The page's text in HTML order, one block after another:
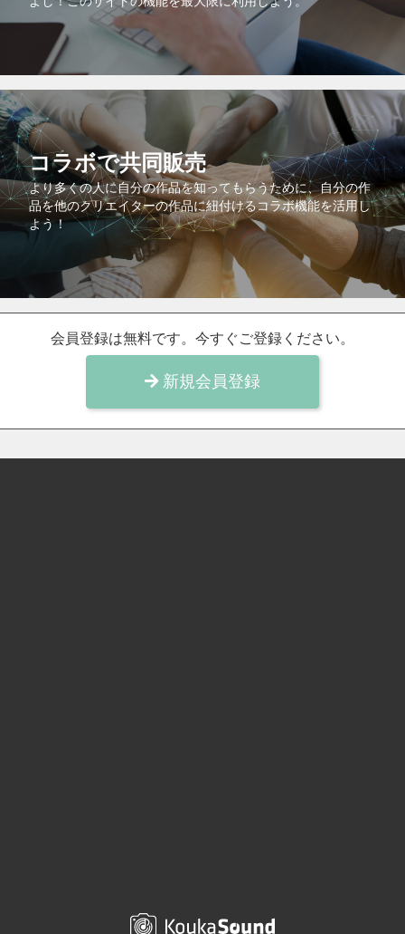
コラボで共同販売
より多くの人に自分の作品を知ってもらうために、自分の作
品を他のクリエイターの作品に紐付けるコラボ機能を活用し
よう！
会員登録は無料です。今すぐご登録ください。
新規会員登録